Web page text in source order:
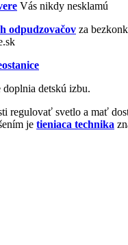
Vás nikdy nesklamú
odpudzovačov za
doplnia detskú izbu.
regulovať svetlo a mať
je tieniaca technika